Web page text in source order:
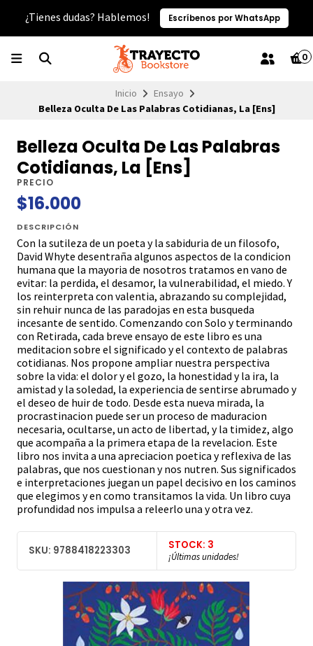
¿Tienes dudas? Hablemos! Escríbenos por WhatsApp
0
Inicio
Ensayo
Belleza Oculta De Las Palabras Cotidianas, La [Ens]
Belleza Oculta De Las Palabras
Cotidianas, La [Ens]
PRECIO
$16.000
DESCRIPCIÓN
Con la sutileza de un poeta y la sabiduria de un filosofo,
David Whyte desentraña algunos aspectos de la condicion
humana que la mayoria de nosotros tratamos en vano de
evitar: la perdida, el desamor, la vulnerabilidad, el miedo. Y
los reinterpreta con valentia, abrazando su complejidad,
sin rehuir nunca de las paradojas en esta busqueda
incesante de sentido. Comenzando con Solo y terminando
con Retirada, cada breve ensayo de este libro es una
meditacion sobre el significado y el contexto de palabras
cotidianas. Nos propone ampliar nuestra perspectiva
sobre la vida: el dolor y el gozo, la honestidad y la ira, la
amistad y la soledad, la experiencia de sentirse abrumado y
el deseo de huir de todo. Desde esta nueva mirada, la
procrastinacion puede ser un proceso de maduracion
necesaria, ocultarse, un acto de libertad, y la timidez, algo
que acompaña a la primera etapa de la revelacion. Este
libro nos invita a una apreciacion poetica y reflexiva de las
palabras, que nos cuestionan y nos nutren. Sus significados
e interpretaciones juegan un papel decisivo en los caminos
que elegimos y en como transitamos la vida. Un libro cuya
profundidad nos impulsa a releerlo una y otra vez.
SKU: 9788418223303 STOCK: 3
¡Últimas unidades!